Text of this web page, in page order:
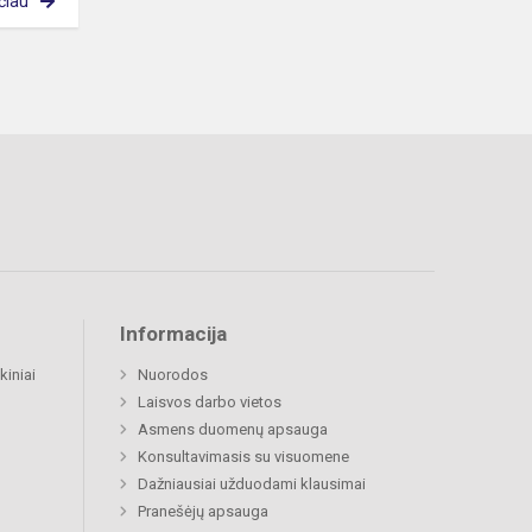
Informacija
Nuorodos
Laisvos darbo vietos
Asmens duomenų apsauga
Konsultavimasis su visuomene
Dažniausiai užduodami klausimai
Pranešėjų apsauga